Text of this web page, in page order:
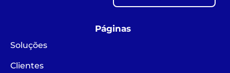
Páginas
Soluções
Clientes